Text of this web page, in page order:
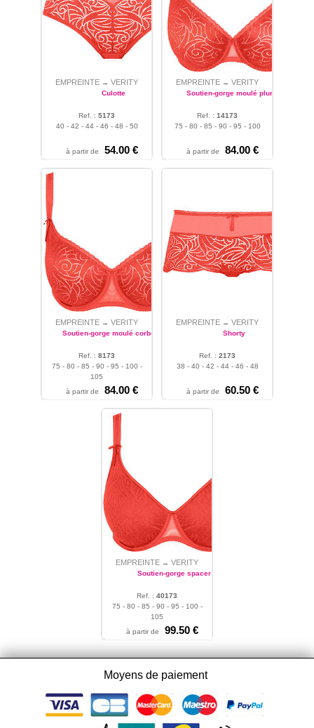
EMPREINTE → VERITY
Culotte
Ref. : 5173
40 - 42 - 44 - 46 - 48 - 50
à partir de 54.00 €
EMPREINTE → VERITY
Soutien-gorge moulé plunge
Ref. : 14173
75 - 80 - 85 - 90 - 95 - 100
à partir de 84.00 €
EMPREINTE → VERITY
Soutien-gorge moulé corbeille
Ref. : 8173
75 - 80 - 85 - 90 - 95 - 100 -
105
à partir de
84.00 €
EMPREINTE → VERITY
Shorty
Ref. : 2173
38 - 40 - 42 - 44 - 46 - 48
à partir de 60.50 €
EMPREINTE → VERITY
Soutien-gorge spacer
Ref. : 40173
75 - 80 - 85 - 90 - 95 - 100 -
105
à partir de
99.50 €
Moyens de paiement